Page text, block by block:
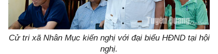
Cử tri xã Nhân Mục kiến nghị với đại biểu HĐND tại hội
nghị.